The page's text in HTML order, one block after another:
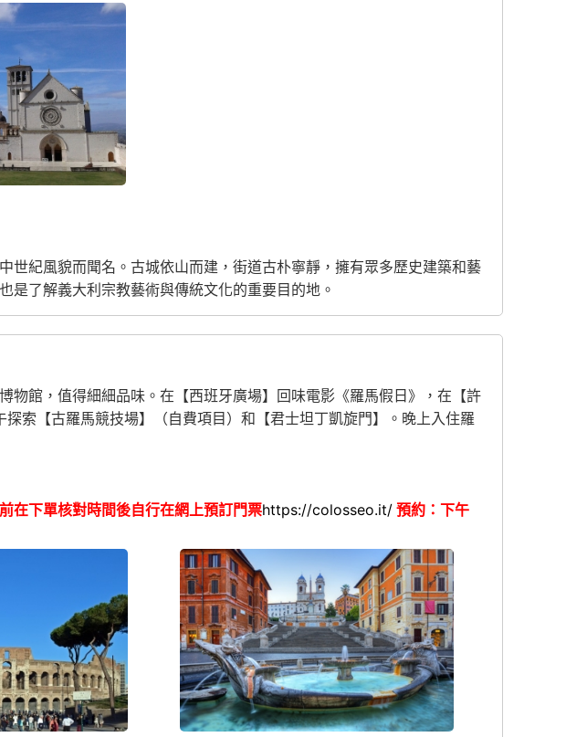
紀風貌而聞名。古城依山而建，街道古朴寧靜，擁有眾多歷史建築和藝
是了解義大利宗教藝術與傳統文化的重要目的地。
館，值得細細品味。在【西班牙廣場】回味電影《羅馬假日》，在【許
索【古羅馬競技場】（自費項目）和【君士坦丁凱旋門】。晚上入住羅
在下單核對時間後自行在網上預訂門票https://colosseo.it/ 預約：下午